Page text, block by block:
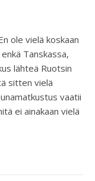
ole vielä koskaan
Tanskassa,
lähteä Ruotsin
sitten vielä
vaatii
ei ainakaan vielä